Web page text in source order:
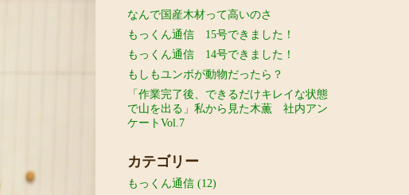
なんで国産木材って高いのさ
もっくん通信 15号できました！
もっくん通信 14号できました！
もしもユンボが動物だったら？
「作業完了後、できるだけキレイな状態
で山を出る」私から見た木薫 社内アン
ケートVol.7
カテゴリー
もっくん通信(12)